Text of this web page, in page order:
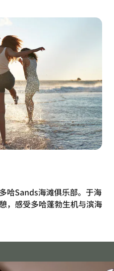
哈Sands海滩俱乐部。于海
，感受多哈蓬勃生机与滨海